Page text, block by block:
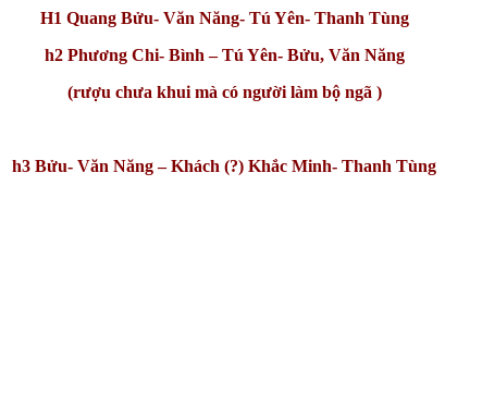
H1 Quang Bửu- Văn Năng- Tú Yên- Thanh Tùng
h2 Phương Chi- Bình – Tú Yên- Bửu, Văn Năng
(rượu chưa khui mà có người làm bộ ngã )
h3 Bửu- Văn Năng – Khách (?) Khắc Minh- Thanh Tùng